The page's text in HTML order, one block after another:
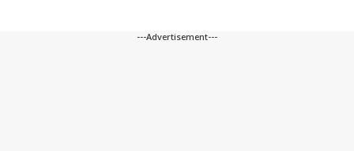
---Advertisement---